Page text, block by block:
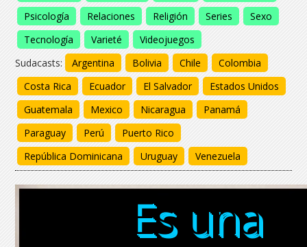
Psicología
Relaciones Religión Series
Sexo
Tecnología
Varieté
Videojuegos
Sudacasts:
Argentina Bolivia Chile
Colombia
Costa Rica
Ecuador El Salvador
Estados Unidos
Guatemala
Mexico Nicaragua
Panamá
Paraguay
Perú
Puerto Rico
República Dominicana
Uruguay Venezuela
Es una
Es una
Es una
Es una